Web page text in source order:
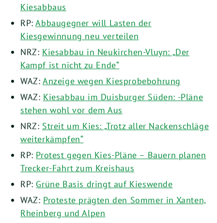
Kiesabbaus
RP:Abbaugegner will Lasten der
Kiesgewinnung neu verteilen
NRZ: Kiesabbau in Neukirchen-Vluyn: „Der
Kampf ist nicht zu Ende“
WAZ: Anzeige wegen Kiesprobebohrung
WAZ: Kiesabbau im Duisburger Süden: -Pläne
stehen wohl vor dem Aus
NRZ: Streit um Kies: „Trotz aller Nackenschläge
weiterkämpfen“
RP: Protest gegen Kies-Pläne – Bauern planen
Trecker-Fahrt zum Kreishaus
RP: Grüne Basis dringt auf Kieswende
WAZ: Proteste prägten den Sommer in Xanten,
Rheinberg und Alpen